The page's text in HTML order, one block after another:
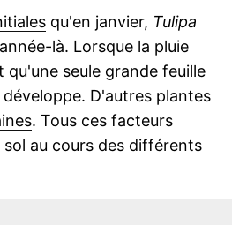
qu'en janvier, Tulipa
là. Lorsque la pluie
qu'une seule grande feuille
D'autres plantes
. Tous ces facteurs
sol au cours des différents